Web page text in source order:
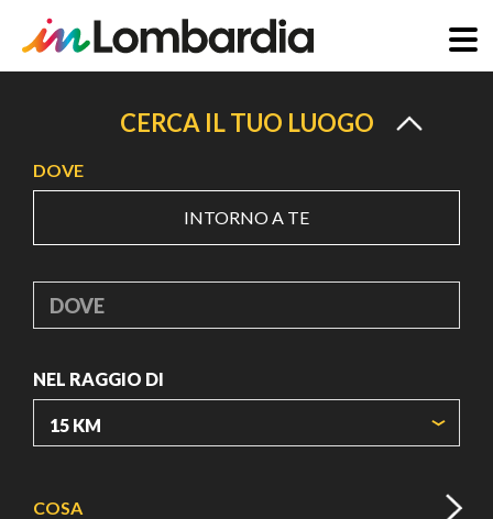
principale
CERCA IL TUO LUOGO
DOVE
INTORNO A TE
DOVE
NEL RAGGIO DI
COSA